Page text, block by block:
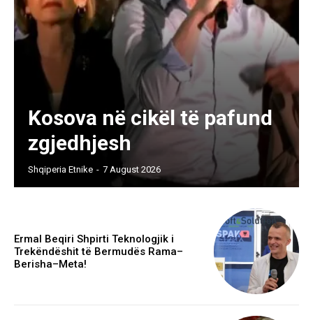
Kosova në cikël të pafund
zgjedhjesh
Shqiperia Etnike - 7 August 2026
Ermal Beqiri Shpirti Teknologjik i
Trekëndëshit të Bermudës Rama–
Berisha–Meta!